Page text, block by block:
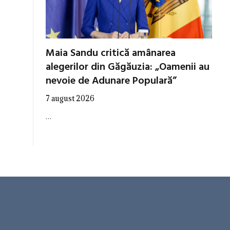
Maia Sandu critică amânarea
alegerilor din Găgăuzia: „Oamenii au
nevoie de Adunare Populară”
7 august 2026
…